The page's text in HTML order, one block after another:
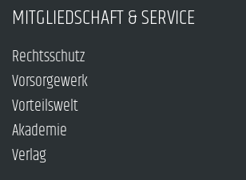
MITGLIEDSCHAFT & SERVICE
Rechtsschutz
Vorsorgewerk
Vorteilswelt
Akademie
Verlag